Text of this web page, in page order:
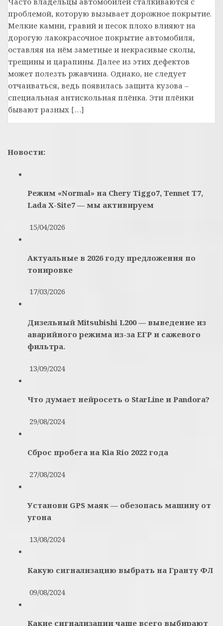
проблемой, которую вызывает дорожное покрытие.
Мелкие камни, гравий и песок плохо влияют на
дорогую лакокрасочное покрытие автомобиля,
оставляя на нём заметные и некрасивые сколы,
трещины и царапины. Далее из этих дефектов
может полезть ржавчина. Однако, не следует
отчаиваться, ведь появилась защита кузова –
специальная антискольная плёнка. Эти плёнки
бывают разных […]
Новости:
Режим «Normal» на Chery Tiggo7, Tennet T7,
Lada X-Site7 — мы активируем
15/04/2026
Актуальные в 2026 году предложения по
тонировке
17/03/2026
Дизельный Mitsubishi L200 — выведение из
аварийного режима из-за ЕГР и сажевого
фильтра.
13/09/2024
Что думает нейросеть о StarLine и Pandora?
29/08/2024
Сброс пробега на Kia Rio 2022 года
27/08/2024
Установи GPS маяк — обезопась машину от
угона
13/08/2024
Какую сигнализацию выбрать на Гранту ФЛ
09/08/2024
Какие сигнализации чаще всего выбирают